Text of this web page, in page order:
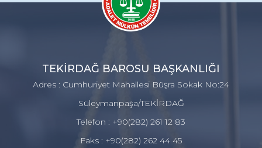
TEKİRDAĞ BAROSU BAŞKANLIĞI
Adres : Cumhuriyet Mahallesi Büşra Sokak No:24
Süleymanpaşa/TEKİRDAĞ
Telefon : +90(282) 261 12 83
Faks : +90(282) 262 44 45